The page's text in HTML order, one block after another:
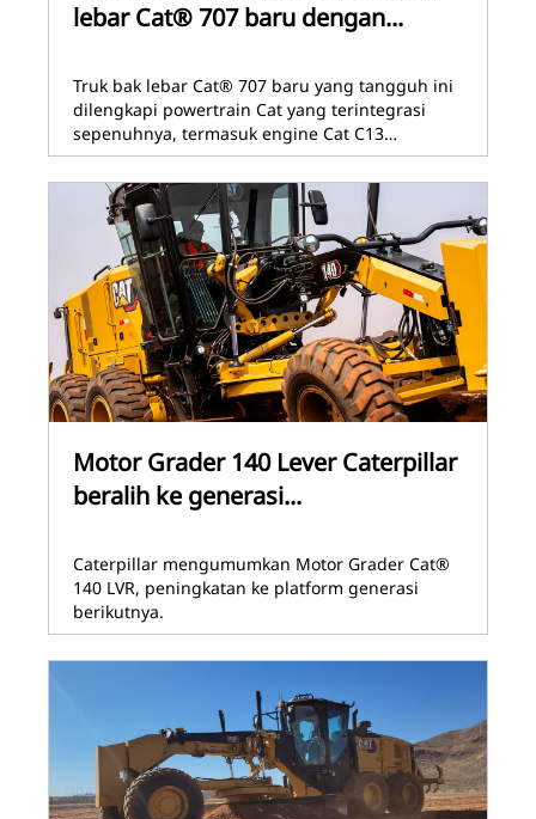
lebar Cat® 707 baru dengan...
Truk bak lebar Cat® 707 baru yang tangguh ini
dilengkapi powertrain Cat yang terintegrasi
sepenuhnya, termasuk engine Cat C13…
Motor Grader 140 Lever Caterpillar
beralih ke generasi...
Caterpillar mengumumkan Motor Grader Cat®
140 LVR, peningkatan ke platform generasi
berikutnya.